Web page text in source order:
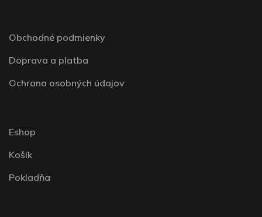
Obchodné podmienky
Doprava a platba
Ochrana osobných údajov
Eshop
Košík
Pokladňa